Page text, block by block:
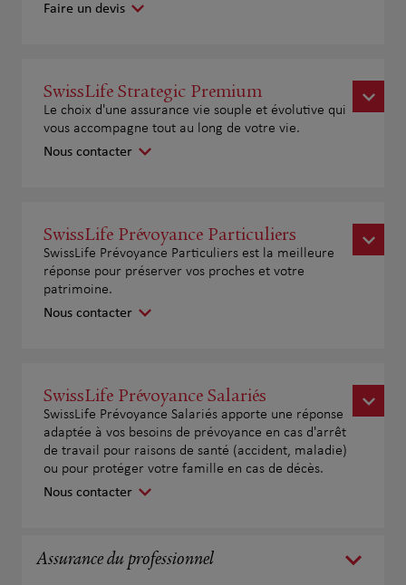
Faire un devis
SwissLife Strategic Premium
Le choix d'une assurance vie souple et évolutive qui
vous accompagne tout au long de votre vie.
Nous contacter
SwissLife Prévoyance Particuliers
SwissLife Prévoyance Particuliers est la meilleure
réponse pour préserver vos proches et votre
patrimoine.
Nous contacter
SwissLife Prévoyance Salariés
SwissLife Prévoyance Salariés apporte une réponse
adaptée à vos besoins de prévoyance en cas d'arrêt
de travail pour raisons de santé (accident, maladie)
ou pour protéger votre famille en cas de décès.
Nous contacter
Assurance du professionnel